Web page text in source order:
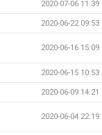
2020-07-06 11:39
2020-06-22 09:53
2020-06-16 15:09
2020-06-15 10:53
2020-06-09 14:21
2020-06-04 22:19